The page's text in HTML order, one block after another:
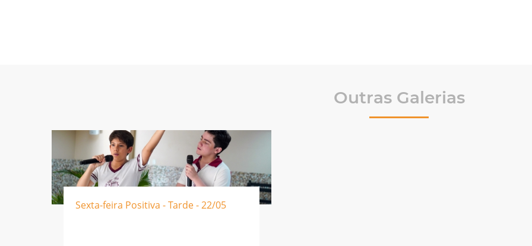
Outras Galerias
Sexta-feira Positiva - Tarde - 22/05